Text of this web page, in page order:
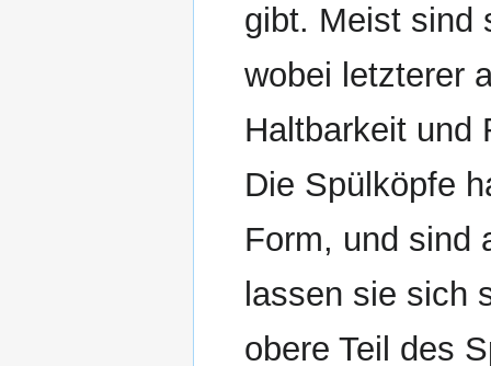
gibt. Meist sind
wobei letzterer
Haltbarkeit und
Die Spülköpfe
Form, und sind
lassen sie sich
obere Teil des